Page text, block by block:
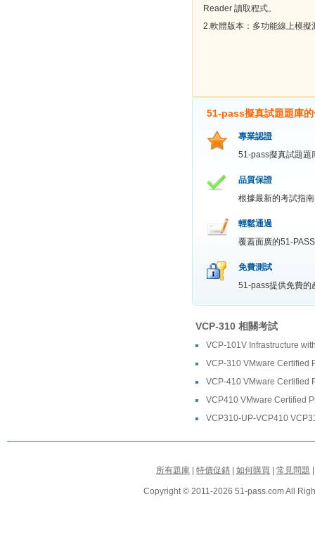
Reader 讀取程式。
2.軟體版本：多功能線上模
51-pass擬真試題題庫
專業認證
51-pass擬真試題題
品質保證
根據最新的考試指
輕鬆通過
覆蓋面廣的51-
免費測試
51-pass提供免費的
VCP-310 相關考試
VCP-101V Infrastructure
VCP-310 VMware Certified
VCP-410 VMware Certified
VCP410 VMware Certified
VCP310-UP-VCP410
所有題庫 | 特價促銷 | 如何購買 | 常見問題
Copyright © 2011-2026 51-pass.com All